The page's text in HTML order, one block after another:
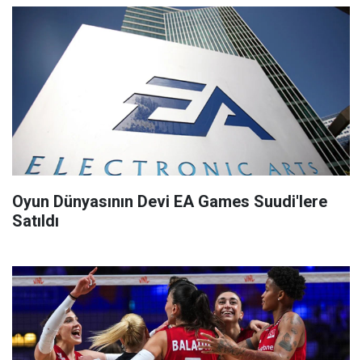
Oyun Dünyasının Devi EA Games Suudi'lere
Satıldı